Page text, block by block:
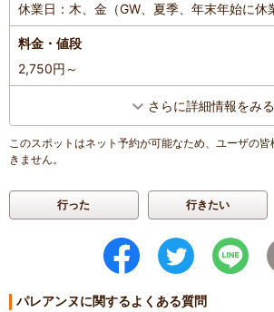
休業日：木、金（GW、夏季、年末年始に休
料金・値段
2,750円～
さらに詳細情報をみる
このスポットはネット予約が可能なため、ユーザの
きません。
行った 行きたい
パレアンヌに関するよくある質問